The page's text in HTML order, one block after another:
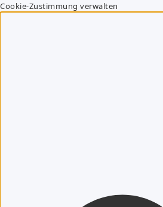
Cookie-Zustimmung verwalten